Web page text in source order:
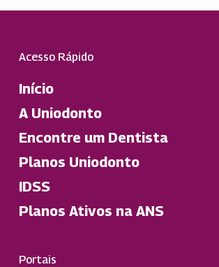
Acesso Rápido
Início
A Uniodonto
Encontre um Dentista
Planos Uniodonto
IDSS
Planos Ativos na ANS
Portais